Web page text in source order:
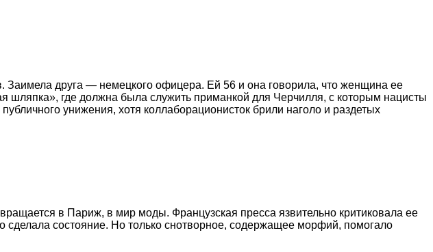
друга — немецкого офицера. Ей 56 и она говорила, что женщина ее
шляпка», где должна была служить приманкой для Черчилля, с которым нацисты
унижения, хотя коллаборационисток брили наголо и раздетых
в Париж, в мир моды. Французская пресса язвительно критиковала ее
состояние. Но только снотворное, содержащее морфий, помогало